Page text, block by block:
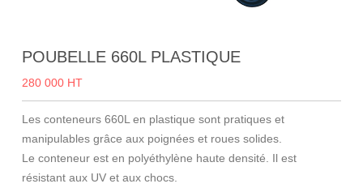
POUBELLE 660L PLASTIQUE
280 000 HT
Les conteneurs 660L en plastique sont pratiques et
manipulables grâce aux poignées et roues solides.
Le conteneur est en polyéthylène haute densité. Il est
résistant aux UV et aux chocs.